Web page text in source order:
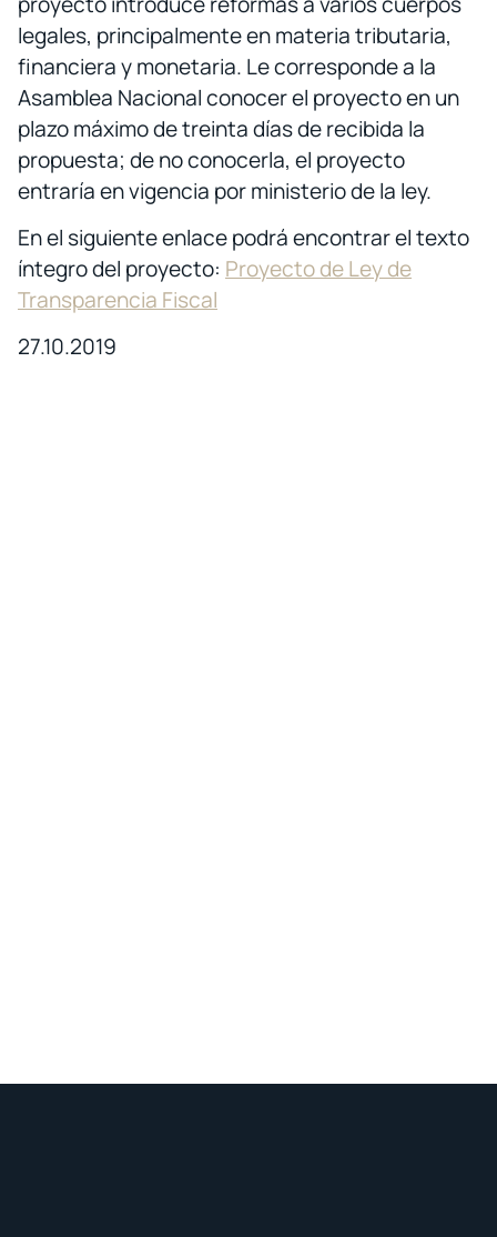
legales, principalmente en materia tributaria,
financiera y monetaria. Le corresponde a la
Asamblea Nacional conocer el proyecto en un
plazo máximo de treinta días de recibida la
propuesta; de no conocerla, el proyecto
entraría en vigencia por ministerio de la ley.
En el siguiente enlace podrá encontrar el texto
íntegro del proyecto: Proyecto de Ley de
Transparencia Fiscal
27.10.2019